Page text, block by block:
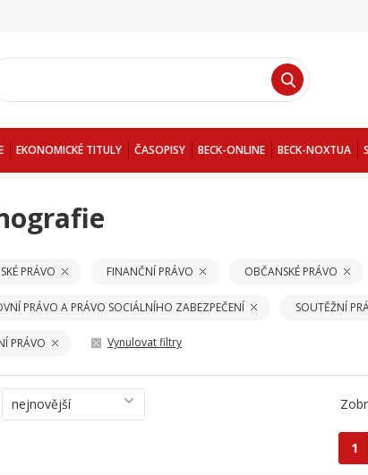
EKONOMICKÉ TITULY ČASOPISY BECK-ONLINE BECK-NOXTUA
PRÁVO FINANČNÍ PRÁVO OBČANSKÉ PRÁVO
PRÁVO A PRÁVO SOCIÁLNÍHO ZABEZPEČENÍ SOUTĚŽNÍ
PRÁVO Vynulovat filtry
nejnovější
1